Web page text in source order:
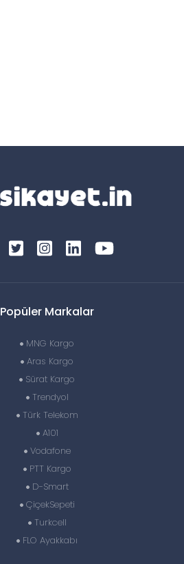
Popüler Markalar
MNG Kargo
Aras Kargo
Sürat Kargo
Trendyol
Türk Telekom
A101
Vodafone
PTT Kargo
D-Smart
ÇiçekSepeti
Turkcell
FLO Ayakkabı